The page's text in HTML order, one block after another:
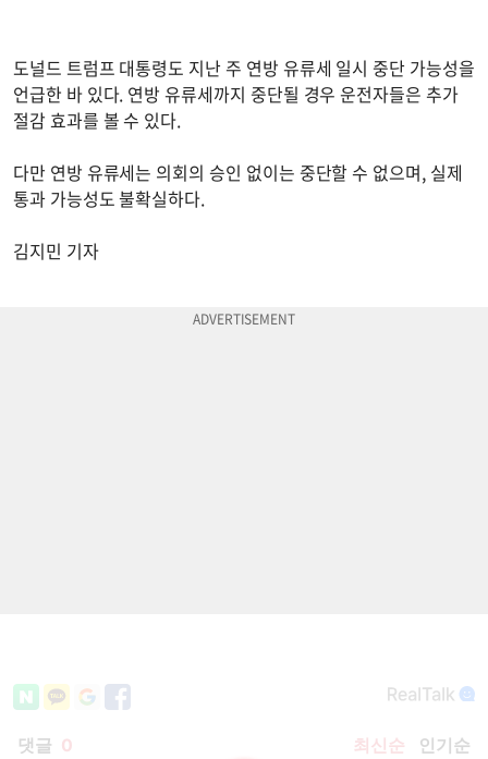
도널드 트럼프 대통령도 지난 주 연방 유류세 일시 중단 가능성을
언급한 바 있다. 연방 유류세까지 중단될 경우 운전자들은 추가
절감 효과를 볼 수 있다.
다만 연방 유류세는 의회의 승인 없이는 중단할 수 없으며, 실제
통과 가능성도 불확실하다.
김지민 기자